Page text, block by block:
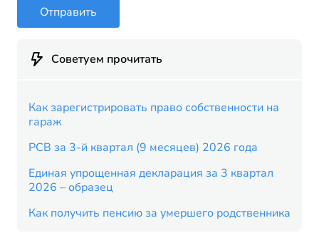
Отправить
Советуем прочитать
Как зарегистрировать право собственности на
гараж
РСВ за 3-й квартал (9 месяцев) 2026 года
Единая упрощенная декларация за 3 квартал
2026 – образец
Как получить пенсию за умершего родственника